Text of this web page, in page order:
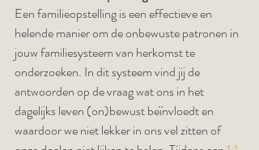
Een familieopstelling is een effectieve en
helende manier om de onbewuste patronen in
jouw familiesysteem van herkomst te
onderzoeken. In dit systeem vind jij de
antwoorden op de vraag wat ons in het
dagelijks leven (on)bewust beïnvloedt en
waardoor we niet lekker in ons vel zitten of